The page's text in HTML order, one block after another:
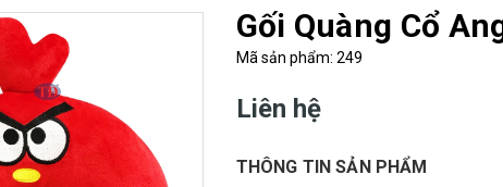
Gối Quàng Cổ
Mã sản phẩm: 249
Liên hệ
THÔNG TIN SẢN PHẨM